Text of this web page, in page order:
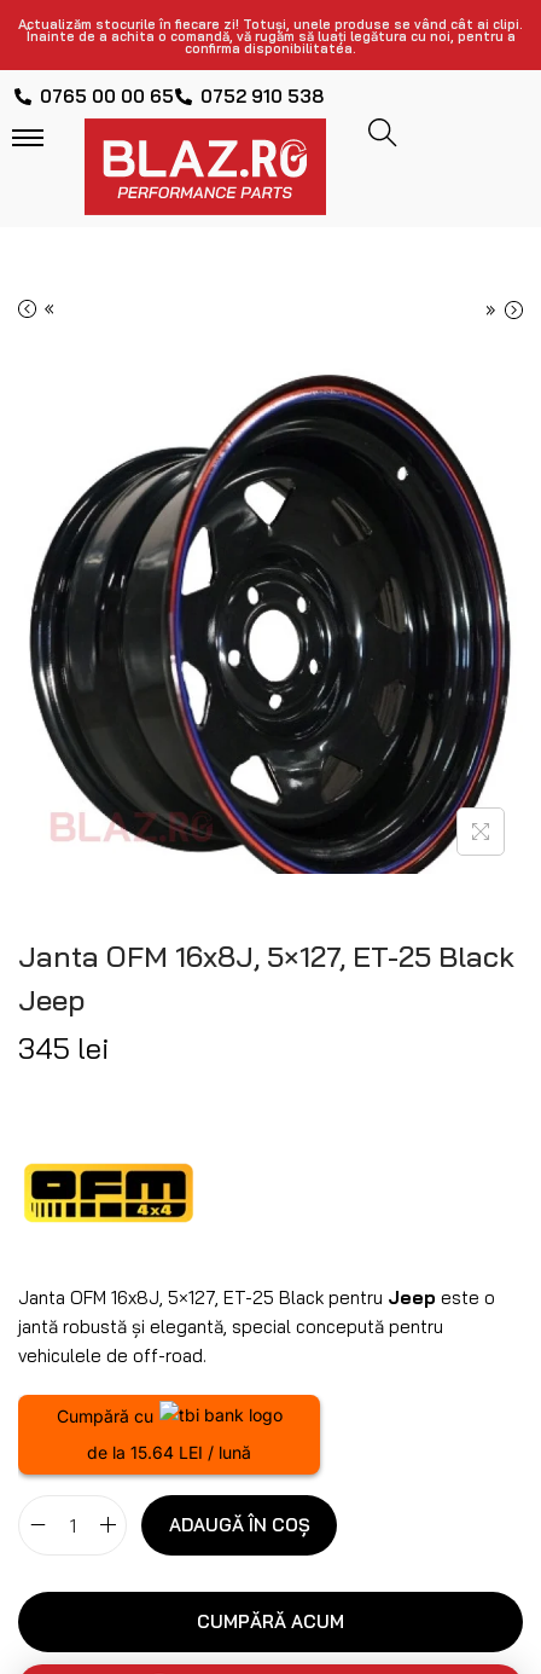
Actualizăm stocurile în fiecare zi! Totuși, unele produse se vând cât ai clipi.
Înainte de a achita o comandă, vă rugăm să luați legătura cu noi, pentru a
confirma disponibilitatea.
0765 00 00 65 0752 910 538
« »
Janta OFM 16x8J, 5×127, ET-25 Black
Jeep
345 lei
Janta OFM 16x8J, 5×127, ET-25 Black pentru Jeep este o
jantă robustă și elegantă, special concepută pentru
vehiculele de off-road.
Cumpără cu
de la 15.64 LEI / lună
ADAUGĂ ÎN COȘ
CUMPĂRĂ ACUM